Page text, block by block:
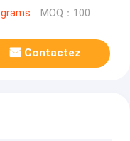
MOQ：100
Contactez